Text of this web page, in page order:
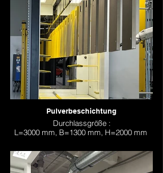
Pulverbeschichtung
Durchlassgröße :
L=3000 mm, B=1300 mm, H=2000 mm
mit Z-Achsen Steuerung und Unterseiten-
beschichtung